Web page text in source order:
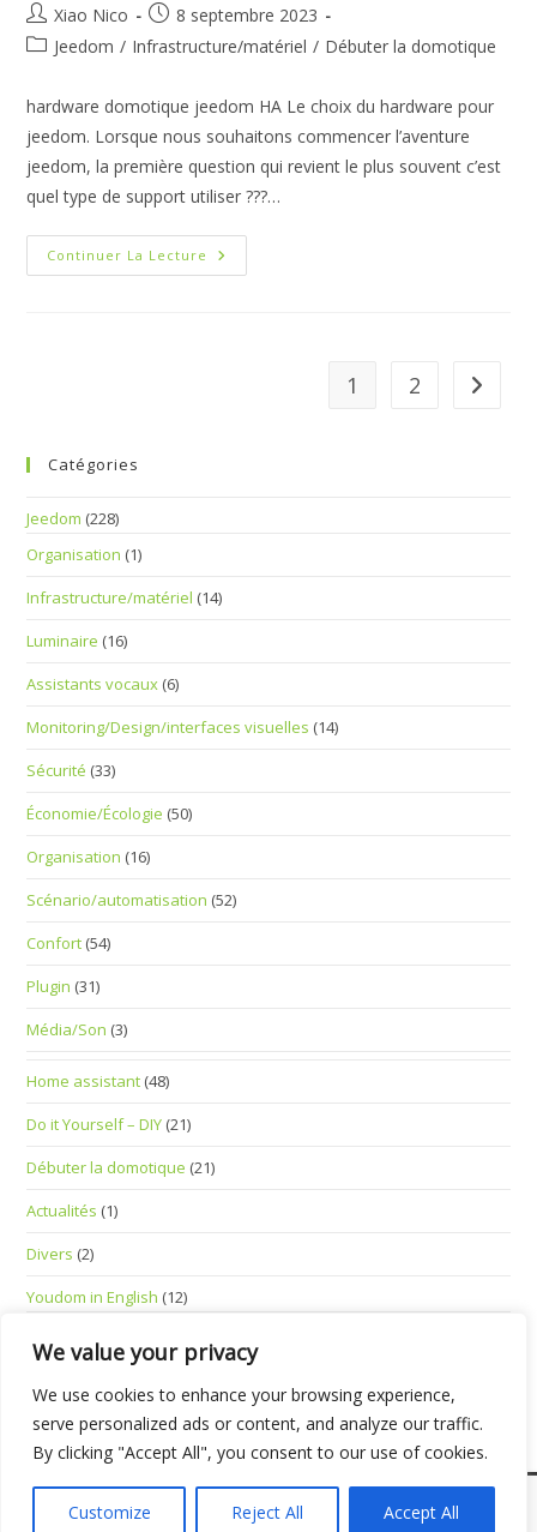
We value your privacy
We use cookies to enhance your browsing experience,
serve personalized ads or content, and analyze our traffic.
By clicking "Accept All", you consent to our use of cookies.
Customize Reject All Accept All
Auteur/autrice
de
Xiao Nico
Publication
publiée :
8 septembre 2023
PostJeedom / Infrastructure/matériel / Débuter la domotique
hardware domotique jeedom HA Le choix du hardware pour
jeedom. Lorsque nous souhaitons commencer l’aventure
jeedom, la première question qui revient le plus souvent c’est
quel type de support utiliser ???…
Continuer La Lecture Le
Choix
1 2 Aller à
Catégories
Jeedom (228)
Organisation (1)
Infrastructure/matériel (14)
Luminaire (16)
Assistants vocaux (6)
Monitoring/Design/interfaces visuelles (14)
Sécurité (33)
Économie/Écologie (50)
Organisation (16)
Scénario/automatisation (52)
Confort (54)
Plugin (31)
Média/Son (3)
Home assistant (48)
Do it Yourself – DIY (21)
Débuter la domotique (21)
Actualités (1)
Divers (2)
Youdom in English (12)